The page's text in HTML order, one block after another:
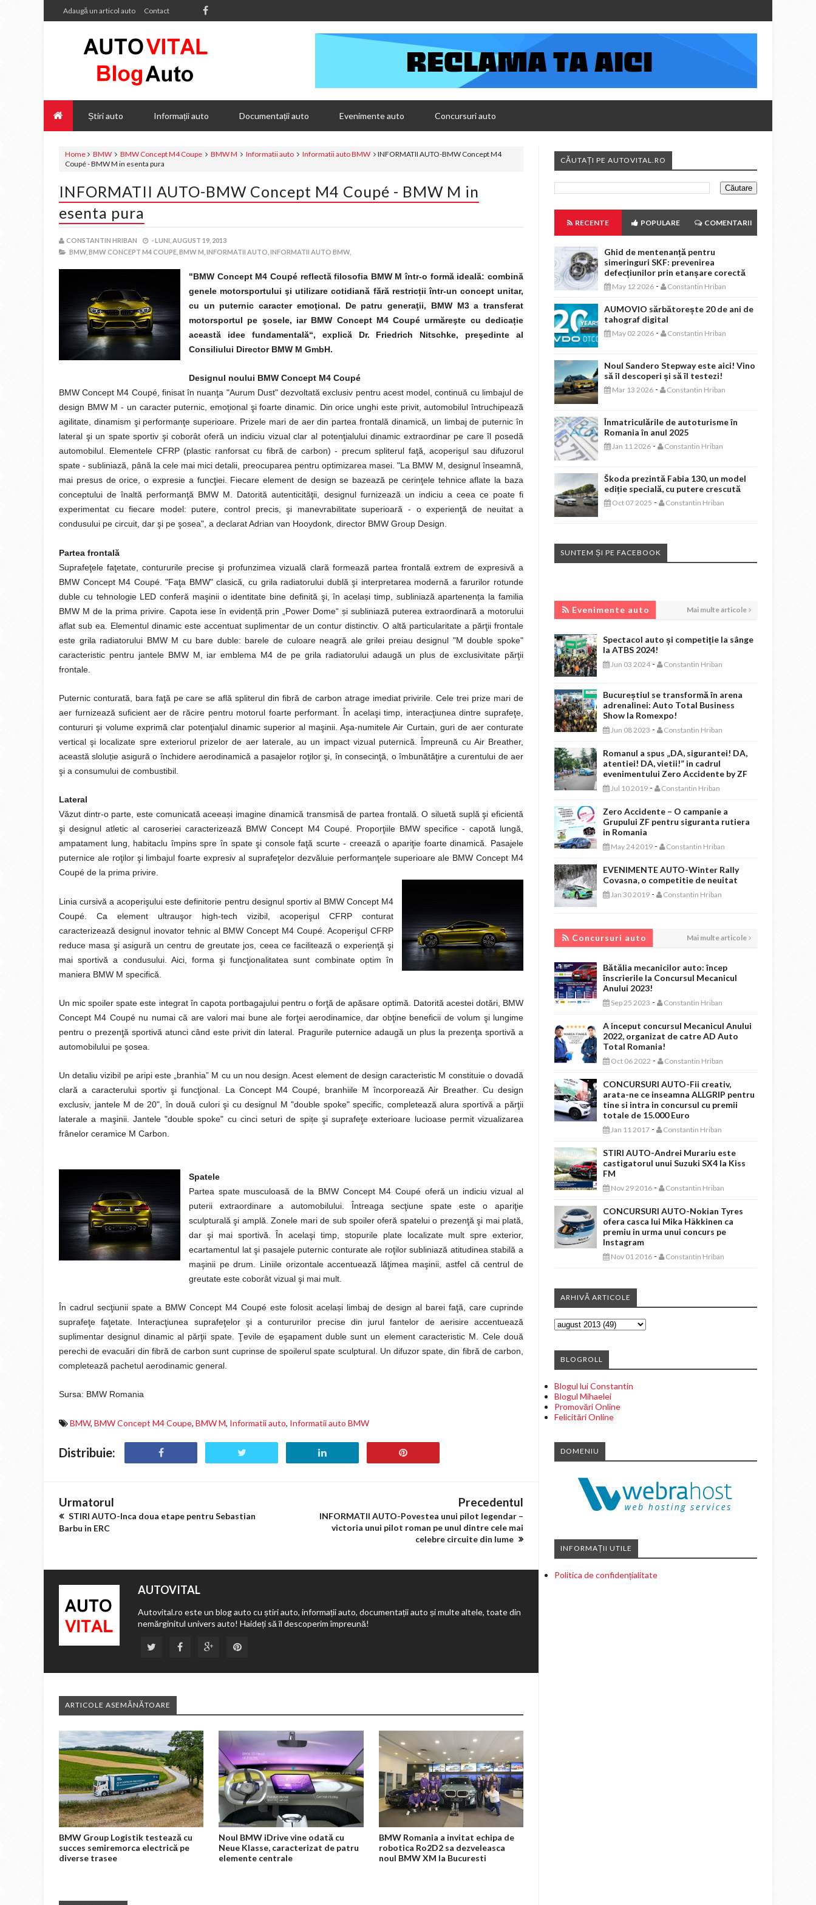
Adaugă un articol auto Contact
Știri auto Informații auto Documentații auto Evenimente auto Concursuri auto
Home BMW BMW Concept M4 Coupe BMW M Informatii auto Informatii auto BMW
INFORMATII AUTO-BMW Concept M4
Coupé - BMW M in esenta pura
INFORMATII AUTO-BMW Concept M4 Coupé - BMW M in
esenta pura
CONSTANTIN HRIBAN -LUNI, AUGUST 19, 2013
BMW, BMW CONCEPT M4 COUPE, BMW M, INFORMATII AUTO, INFORMATII AUTO BMW,
"BMW Concept M4 Coupé reflectă filosofia BMW M într-o formă ideală: combină
genele motorsportului şi utilizare cotidiană fără restricții într-un concept unitar,
cu un puternic caracter emoţional. De patru generaţii, BMW M3 a transferat
motorsportul pe şosele, iar BMW Concept M4 Coupé urmăreşte cu dedicație
această idee fundamentală“, explică Dr. Friedrich Nitschke, preşedinte al
Consiliului Director BMW M GmbH.
Designul noului BMW Concept M4 Coupé
BMW Concept M4 Coupé, finisat în nuanţa "Aurum Dust" dezvoltată exclusiv pentru acest model, continuă cu limbajul de
design BMW M - un caracter puternic, emoţional şi foarte dinamic. Din orice unghi este privit, automobilul întruchipează
agilitate, dinamism şi performanţe superioare. Prizele mari de aer din partea frontală dinamică, un limbaj de puternic în
lateral şi un spate sportiv şi coborât oferă un indiciu vizual clar al potenţialului dinamic extraordinar pe care îl posedă
automobilul. Elementele CFRP (plastic ranforsat cu fibră de carbon) - precum spliterul faţă, acoperişul sau difuzorul
spate - subliniază, până la cele mai mici detalii, preocuparea pentru optimizarea masei. "La BMW M, designul înseamnă,
mai presus de orice, o expresie a funcţiei. Fiecare element de design se bazează pe cerinţele tehnice aflate la baza
conceptului de înaltă performanţă BMW M. Datorită autenticităţii, designul furnizează un indiciu a ceea ce poate fi
experimentat cu fiecare model: putere, control precis, şi manevrabilitate superioară - o experienţă de neuitat a
condusului pe circuit, dar şi pe şosea", a declarat Adrian van Hooydonk, director BMW Group Design.
Partea frontală
Suprafeţele faţetate, contururile precise şi profunzimea vizuală clară formează partea frontală extrem de expresivă a
BMW Concept M4 Coupé. "Faţa BMW" clasică, cu grila radiatorului dublă şi interpretarea modernă a farurilor rotunde
duble cu tehnologie LED conferă maşinii o identitate bine definită şi, în același timp, subliniază apartenența la familia
BMW M de la prima privire. Capota iese în evidență prin „Power Dome“ și subliniază puterea extraordinară a motorului
aflat sub ea. Elementul dinamic este accentuat suplimentar de un contur distinctiv. O altă particularitate a părţii frontale
este grila radiatorului BMW M cu bare duble: barele de culoare neagră ale grilei preiau designul "M double spoke"
caracteristic pentru jantele BMW M, iar emblema M4 de pe grila radiatorului adaugă un plus de exclusivitate părţii
frontale.
Puternic conturată, bara faţă pe care se află spliterul din fibră de carbon atrage imediat privirile. Cele trei prize mari de
aer furnizează suficient aer de răcire pentru motorul foarte performant. În acelaşi timp, interacţiunea dintre suprafeţe,
contururi şi volume exprimă clar potenţialul dinamic superior al maşinii. Aşa-numitele Air Curtain, guri de aer conturate
vertical şi localizate spre exteriorul prizelor de aer laterale, au un impact vizual puternică. Împreună cu Air Breather,
această sloluție asigură o închidere aerodinamică a pasajelor roţilor şi, în consecinţă, o îmbunătăţire a curentului de aer
şi a consumului de combustibil.
Lateral
Văzut dintr-o parte, este comunicată aceeași imagine dinamică transmisă de partea frontală. O siluetă suplă şi eficientă
şi designul atletic al caroseriei caracterizează BMW Concept M4 Coupé. Proporţiile BMW specifice - capotă lungă,
ampatament lung, habitaclu împins spre în spate şi console faţă scurte - creează o apariţie foarte dinamică. Pasajele
puternice ale roţilor şi limbajul foarte expresiv al suprafeţelor dezvăluie performanţele superioare ale BMW Concept M4
Coupé de la prima privire.
Linia cursivă a acoperişului este definitorie pentru designul sportiv al BMW Concept M4
Coupé. Ca element ultrauşor high-tech vizibil, acoperişul CFRP conturat
caracterizează designul inovator tehnic al BMW Concept M4 Coupé. Acoperişul CFRP
reduce masa şi asigură un centru de greutate jos, ceea ce facilitează o experienţă şi
mai sportivă a condusului. Aici, forma şi funcţionalitatea sunt combinate optim în
maniera BMW M specifică.
Un mic spoiler spate este integrat în capota portbagajului pentru o forţă de apăsare optimă. Datorită acestei dotări, BMW
Concept M4 Coupé nu numai că are valori mai bune ale forţei aerodinamice, dar obţine beneficii de volum şi lungime
pentru o prezenţă sportivă atunci când este privit din lateral. Pragurile puternice adaugă un plus la prezenţa sportivă a
automobilului pe şosea.
Un detaliu vizibil pe aripi este „branhia” M cu un nou design. Acest element de design caracteristic M constituie o dovadă
clară a caracterului sportiv şi funcţional. La Concept M4 Coupé, branhiile M încorporează Air Breather. Cu design
exclusiv, jantele M de 20", în două culori şi cu designul M "double spoke" specific, completează alura sportivă a părţii
laterale a maşinii. Jantele "double spoke" cu cinci seturi de spițe şi suprafeţe exterioare lucioase permit vizualizarea
frânelor ceramice M Carbon.
Spatele
Partea spate musculoasă de la BMW Concept M4 Coupé oferă un indiciu vizual al
puterii extraordinare a automobilului. Întreaga secţiune spate este o apariţie
sculpturală şi amplă. Zonele mari de sub spoiler oferă spatelui o prezenţă şi mai plată,
dar şi mai sportivă. În acelaşi timp, stopurile plate localizate mult spre exterior,
ecartamentul lat şi pasajele puternic conturate ale roţilor subliniază atitudinea stabilă a
maşinii pe drum. Liniile orizontale accentuează lăţimea maşinii, astfel că centrul de
greutate este coborât vizual şi mai mult.
În cadrul secţiunii spate a BMW Concept M4 Coupé este folosit același limbaj de design al barei faţă, care cuprinde
suprafeţe faţetate. Interacţiunea suprafeţelor şi a contururilor precise din jurul fantelor de aerisire accentuează
suplimentar designul dinamic al părţii spate. Ţevile de eşapament duble sunt un element caracteristic M. Cele două
perechi de evacuări din fibră de carbon sunt cuprinse de spoilerul spate sculptural. Un difuzor spate, din fibră de carbon,
completează pachetul aerodinamic general.
Sursa: BMW Romania
BMW, BMW Concept M4 Coupe, BMW M, Informatii auto, Informatii auto BMW
Distribuie:
Urmatorul
STIRI AUTO-Inca doua etape pentru Sebastian
Barbu in ERC
Precedentul
INFORMATII AUTO-Povestea unui pilot legendar –
victoria unui pilot roman pe unul dintre cele mai
celebre circuite din lume
AUTOVITAL
Autovital.ro este un blog auto cu știri auto, informații auto, documentații auto și multe altele, toate din
nemărginitul univers auto! Haideți să îl descoperim împreună!
ARTICOLE ASEMĂNĂTOARE
BMW Group Logistik testează cu
succes semiremorca electrică pe
diverse trasee
Noul BMW iDrive vine odată cu
Neue Klasse, caracterizat de patru
elemente centrale
BMW Romania a invitat echipa de
robotica Ro2D2 sa dezveleasca
noul BMW XM la Bucuresti
CĂUTAȚI PE AUTOVITAL.RO
RECENTE POPULARE COMENTARII
Ghid de mentenanță pentru
simeringuri SKF: prevenirea
defecțiunilor prin etanșare corectă
May 12 2026 - Constantin Hriban
AUMOVIO sărbătorește 20 de ani de
tahograf digital
May 02 2026 - Constantin Hriban
Noul Sandero Stepway este aici! Vino
să îl descoperi și să îl testezi!
Mar 13 2026 - Constantin Hriban
Înmatriculările de autoturisme în
Romania în anul 2025
Jan 11 2026 - Constantin Hriban
Škoda prezintă Fabia 130, un model
ediție specială, cu putere crescută
Oct 07 2025 - Constantin Hriban
SUNTEM ȘI PE FACEBOOK
Evenimente auto Mai multe articole
Spectacol auto și competiție la sânge
la ATBS 2024!
Jun 03 2024 - Constantin Hriban
Bucureștiul se transformă în arena
adrenalinei: Auto Total Business
Show la Romexpo!
Jun 08 2023 - Constantin Hriban
Romanul a spus „DA, sigurantei! DA,
atentiei! DA, vietii!” in cadrul
evenimentului Zero Accidente by ZF
Jul 10 2019 - Constantin Hriban
Zero Accidente – O campanie a
Grupului ZF pentru siguranta rutiera
in Romania
May 24 2019 - Constantin Hriban
EVENIMENTE AUTO-Winter Rally
Covasna, o competitie de neuitat
Jan 30 2019 - Constantin Hriban
Concursuri auto Mai multe articole
Bătălia mecanicilor auto: încep
înscrierile la Concursul Mecanicul
Anului 2023!
Sep 25 2023 - Constantin Hriban
A inceput concursul Mecanicul Anului
2022, organizat de catre AD Auto
Total Romania!
Oct 06 2022 - Constantin Hriban
CONCURSURI AUTO-Fii creativ,
arata-ne ce inseamna ALLGRIP pentru
tine si intra in concursul cu premii
totale de 15.000 Euro
Jan 11 2017 - Constantin Hriban
STIRI AUTO-Andrei Murariu este
castigatorul unui Suzuki SX4 la Kiss
FM
Nov 29 2016 - Constantin Hriban
CONCURSURI AUTO-Nokian Tyres
ofera casca lui Mika Häkkinen ca
premiu in urma unui concurs pe
Instagram
Nov 01 2016 - Constantin Hriban
ARHIVĂ ARTICOLE
BLOGROLL
Blogul lui Constantin
Blogul Mihaelei
Promovări Online
Felicitări Online
DOMENIU
INFORMAȚII UTILE
Politica de confidențialitate